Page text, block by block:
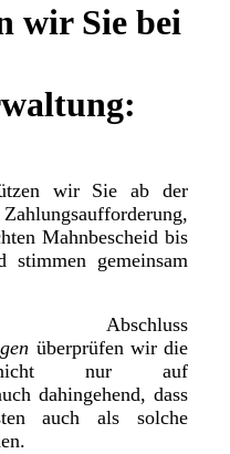
wir Sie bei
wir Sie ab der
Mahnbescheid bis
stimmen gemeinsam
überprüfen wir die
nicht nur auf
dahingehend, dass
auch als solche